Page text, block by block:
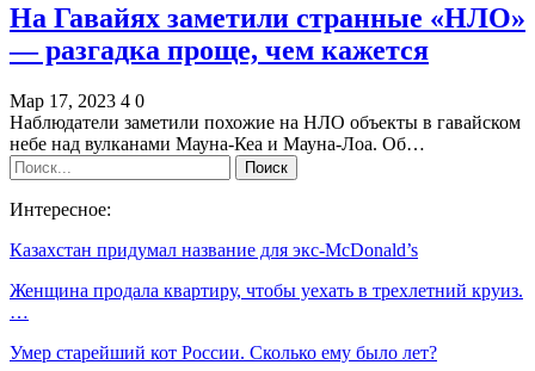
На Гавайях заметили странные «НЛО»
— разгадка проще, чем кажется
Мар 17, 2023 4 0
Наблюдатели заметили похожие на НЛО объекты в гавайском
небе над вулканами Мауна-Кеа и Мауна-Лоа. Об…
Интересное:
Казахстан придумал название для экс-McDonald’s
Женщина продала квартиру, чтобы уехать в трехлетний круиз.
…
Умер старейший кот России. Сколько ему было лет?